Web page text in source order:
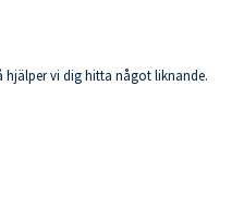
hjälper vi dig hitta något liknande.